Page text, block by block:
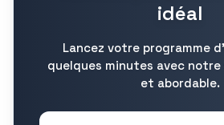
idéal
Lancez votre programme
quelques minutes avec
et abordable.